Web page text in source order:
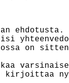
ehdotusta.
on
kirjoittaa